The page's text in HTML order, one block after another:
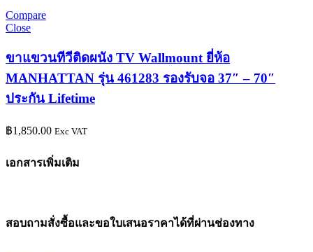
Compare
Close
ขาแขวนทีวีติดผนัง TV Wallmount ยี่ห้อ
MANHATTAN รุ่น 461283 รองรับจอ 37″ – 70″
ประกัน Lifetime
฿1,850.00 Exc VAT
เอกสารเพิ่มเติม
สอบถามสั่งซื้อและขอใบเสนอราคาได้ที่ผ่านช่องทาง